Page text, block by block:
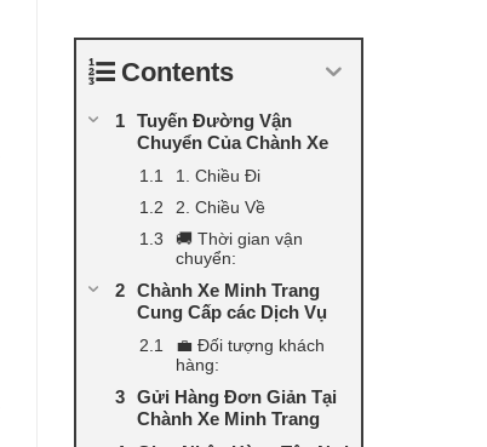
Contents
Tuyến Đường Vận
Chuyển Của Chành Xe
1. Chiều Đi
2. Chiều Về
🚚 Thời gian vận
chuyển:
Chành Xe Minh Trang
Cung Cấp các Dịch Vụ
💼 Đối tượng khách
hàng:
Gửi Hàng Đơn Giản Tại
Chành Xe Minh Trang